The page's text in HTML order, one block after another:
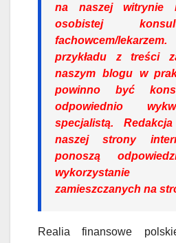
na naszej witrynie
osobistej
fachowcem/
przykładu z treści
naszym blogu w
powinno być
odpowiednio
specjalistą.
naszej strony
ponoszą
zamieszczanych na
Realia finansowe